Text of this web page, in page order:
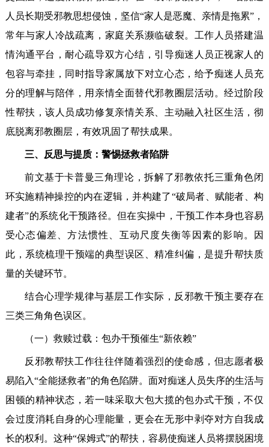
人员长期受邪教思想侵蚀，坚信“家人是恶魔、亲情是拖累”，
常年与家人冷战疏离，家庭关系濒临破裂。工作人员搭建温
情沟通平台，耐心疏导双方心结，引导痴迷人员正视家人的
包容与牵挂，同时指导家属放下对立心态，给予痴迷人员充
分的理解与陪伴，用亲情全面替代邪教圈层活动。经过阶段
性帮扶，该人员成功修复亲情关系、主动融入社区生活，彻
底脱离邪教圈层，有效巩固了帮扶成果。
三、反思与提质：警惕拯救者陷阱
前文基于卡普曼三角理论，拆解了邪教依托三重角色闭
环实施精神操控的内在逻辑，并构建了“破局者、赋能者、构
建者”的系统化干预路径。但在实操中，干预工作本身也容易
受心态偏差、方法惯性、互动尺度失衡等因素的影响。因
此，系统梳理干预端的典型误区、精准纠偏，是提升帮扶质
量的关键环节。
结合心理学规律与基层工作实际，反邪教干预主要存在
三类三角角色误区。
（一）救赎过载：包办干预催生“新依赖”
反邪教帮扶工作往往伴随着强烈的使命感，但志愿者极
易陷入“全能拯救者”的角色陷阱。面对痴迷人员失序的生活与
困顿的精神状态，若一味采取大包大揽的包办式干预，不仅
会过度消耗自身的心理能量，更会在无形中剥夺对方自我成
长的权利。这种“保姆式”的帮扶，容易使痴迷人员将摆脱困境